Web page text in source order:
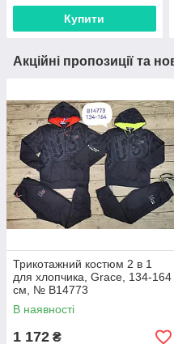
Купити
Акційні пропозиції та
Трикотажний костюм 2 в 1
для хлопчика, Grace, 134-164
см, № B14773
В наявності
1 172 ₴